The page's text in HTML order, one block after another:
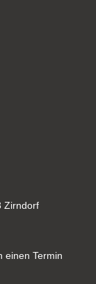
Zirndorf
einen Termin